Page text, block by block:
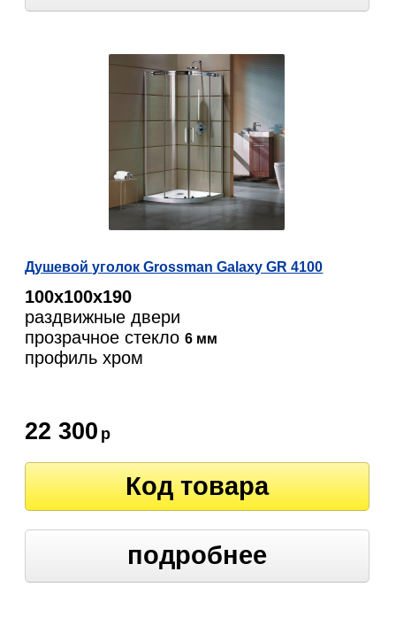
Душевой уголок Grossman Galaxy GR 4100
100х100х190
раздвижные двери
прозрачное стекло6 мм
профиль хром
22 300 р
Код товара
подробнее